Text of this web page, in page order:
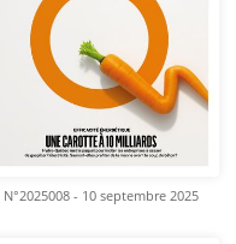
N°2025008 - 10 septembre 2025